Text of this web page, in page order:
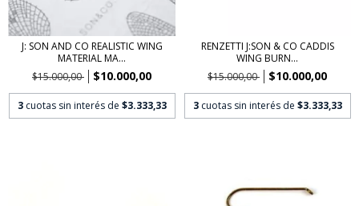
J: SON AND CO REALISTIC WING
MATERIAL MA...
$15.000,00
$10.000,00
3 cuotas sin interés de $3.333,33
RENZETTI J:SON & CO CADDIS
WING BURN...
$15.000,00
$10.000,00
3 cuotas sin interés de $3.333,33